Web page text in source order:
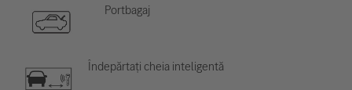
Portbagaj
Îndepărtați cheia inteligentă